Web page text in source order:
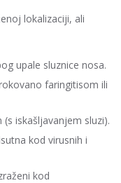
lokalizaciji, ali
upale sluznice nosa.
faringitisom ili
iskašljavanjem sluzi).
kod virusnih i
kod